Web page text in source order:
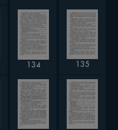
134 135